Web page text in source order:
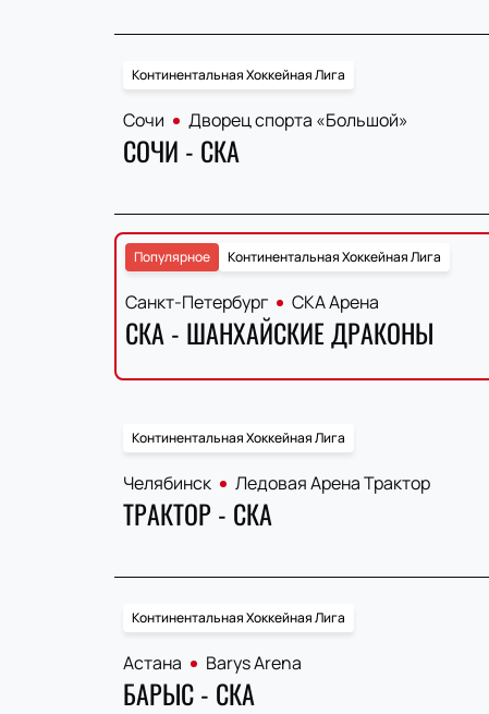
Континентальная Хоккейная Лига
Сочи Дворец спорта «Большой»
СОЧИ - СКА
Континентальная Хоккейная Лига
Популярное
Санкт-Петербург СКА Арена
СКА - ШАНХАЙСКИЕ ДРАКОНЫ
Континентальная Хоккейная Лига
Челябинск Ледовая Арена Трактор
ТРАКТОР - СКА
Континентальная Хоккейная Лига
Астана Barys Arena
БАРЫС - СКА